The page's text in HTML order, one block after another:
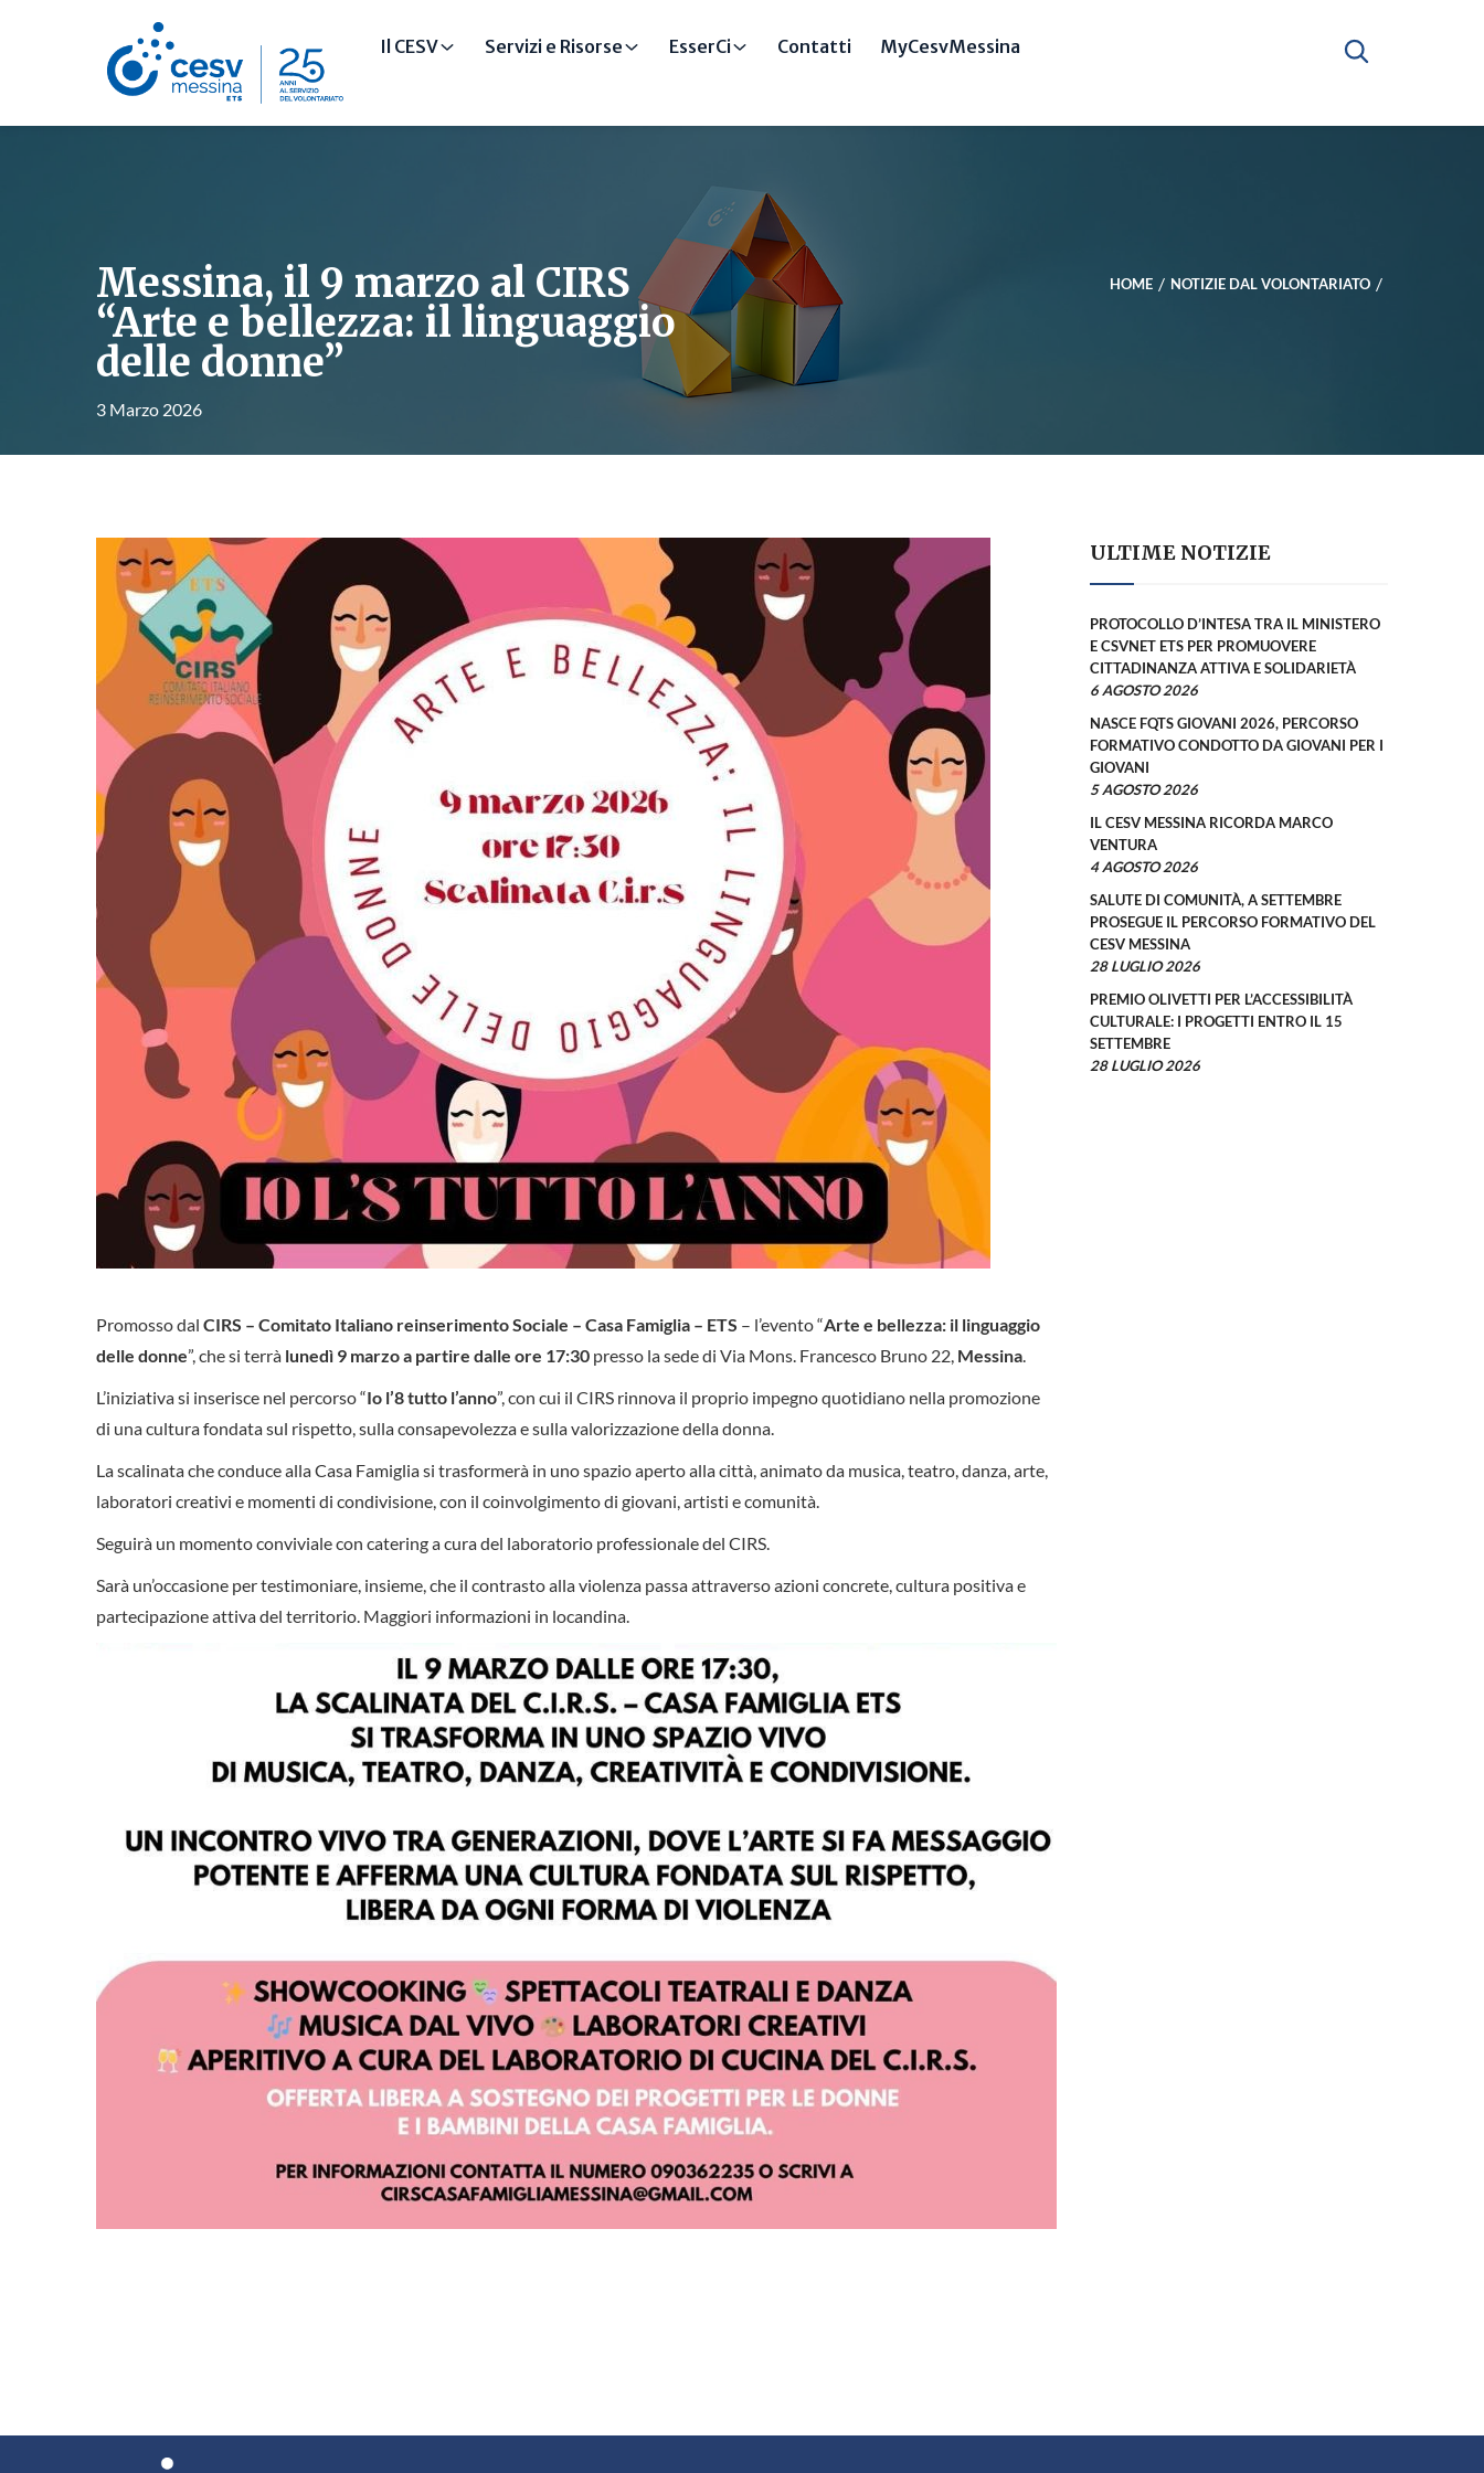
Il CESV Servizi e Risorse EsserCi Contatti MyCesvMessina
Messina, il 9 marzo al CIRS
“Arte e bellezza: il linguaggio
delle donne”
3 Marzo 2026
HOME NOTIZIE DAL VOLONTARIATO
Promosso dal CIRS – Comitato Italiano reinserimento Sociale – Casa Famiglia – ETS – l’evento “Arte e bellezza: il linguaggio
delle donne”, che si terrà lunedì 9 marzo a partire dalle ore 17:30 presso la sede di Via Mons. Francesco Bruno 22, Messina.
L’iniziativa si inserisce nel percorso “Io l’8 tutto l’anno”, con cui il CIRS rinnova il proprio impegno quotidiano nella promozione
di una cultura fondata sul rispetto, sulla consapevolezza e sulla valorizzazione della donna.
La scalinata che conduce alla Casa Famiglia si trasformerà in uno spazio aperto alla città, animato da musica, teatro, danza, arte,
laboratori creativi e momenti di condivisione, con il coinvolgimento di giovani, artisti e comunità.
Seguirà un momento conviviale con catering a cura del laboratorio professionale del CIRS.
Sarà un’occasione per testimoniare, insieme, che il contrasto alla violenza passa attraverso azioni concrete, cultura positiva e
partecipazione attiva del territorio. Maggiori informazioni in locandina.
ULTIME NOTIZIE
PROTOCOLLO D’INTESA TRA IL MINISTERO
E CSVNET ETS PER PROMUOVERE
CITTADINANZA ATTIVA E SOLIDARIETÀ
6 AGOSTO 2026
NASCE FQTS GIOVANI 2026, PERCORSO
FORMATIVO CONDOTTO DA GIOVANI PER I
GIOVANI
5 AGOSTO 2026
IL CESV MESSINA RICORDA MARCO
VENTURA
4 AGOSTO 2026
SALUTE DI COMUNITÀ, A SETTEMBRE
PROSEGUE IL PERCORSO FORMATIVO DEL
CESV MESSINA
28 LUGLIO 2026
PREMIO OLIVETTI PER L’ACCESSIBILITÀ
CULTURALE: I PROGETTI ENTRO IL 15
SETTEMBRE
28 LUGLIO 2026